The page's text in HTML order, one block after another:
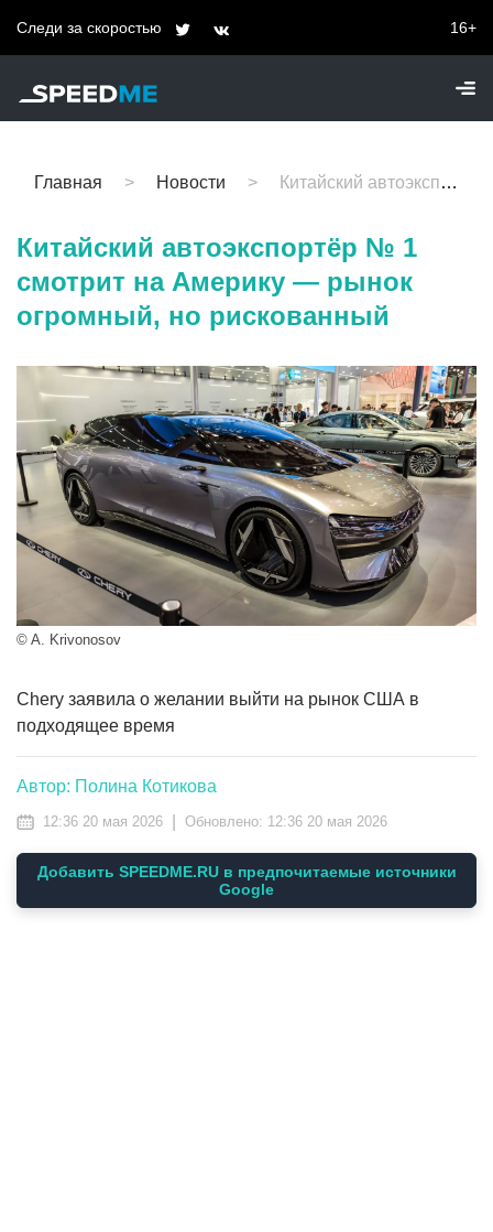
Следи за скоростью 16+
Главная Новости Китайский автоэкспортёр № 1 смотрит на Америку — рынок огромный, но рискованный
Китайский автоэкспортёр № 1
смотрит на Америку — рынок
огромный, но рискованный
© A. Krivonosov
Chery заявила о желании выйти на рынок США в
подходящее время
Автор: Полина Котикова
12:36 20 мая 2026 Обновлено: 12:36 20 мая 2026
Добавить SPEEDME.RU в предпочитаемые источники
Google